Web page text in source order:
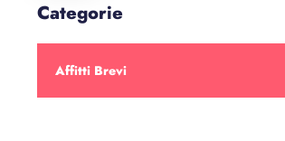
Categorie
Affitti Brevi